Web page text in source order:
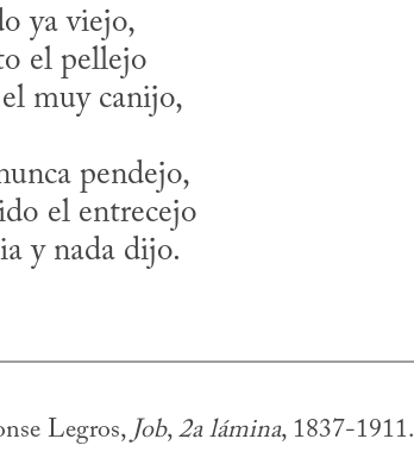
ya viejo,
el pellejo
pendejo,
el entrecejo
Legros, Job, 2a lámina, 1837-